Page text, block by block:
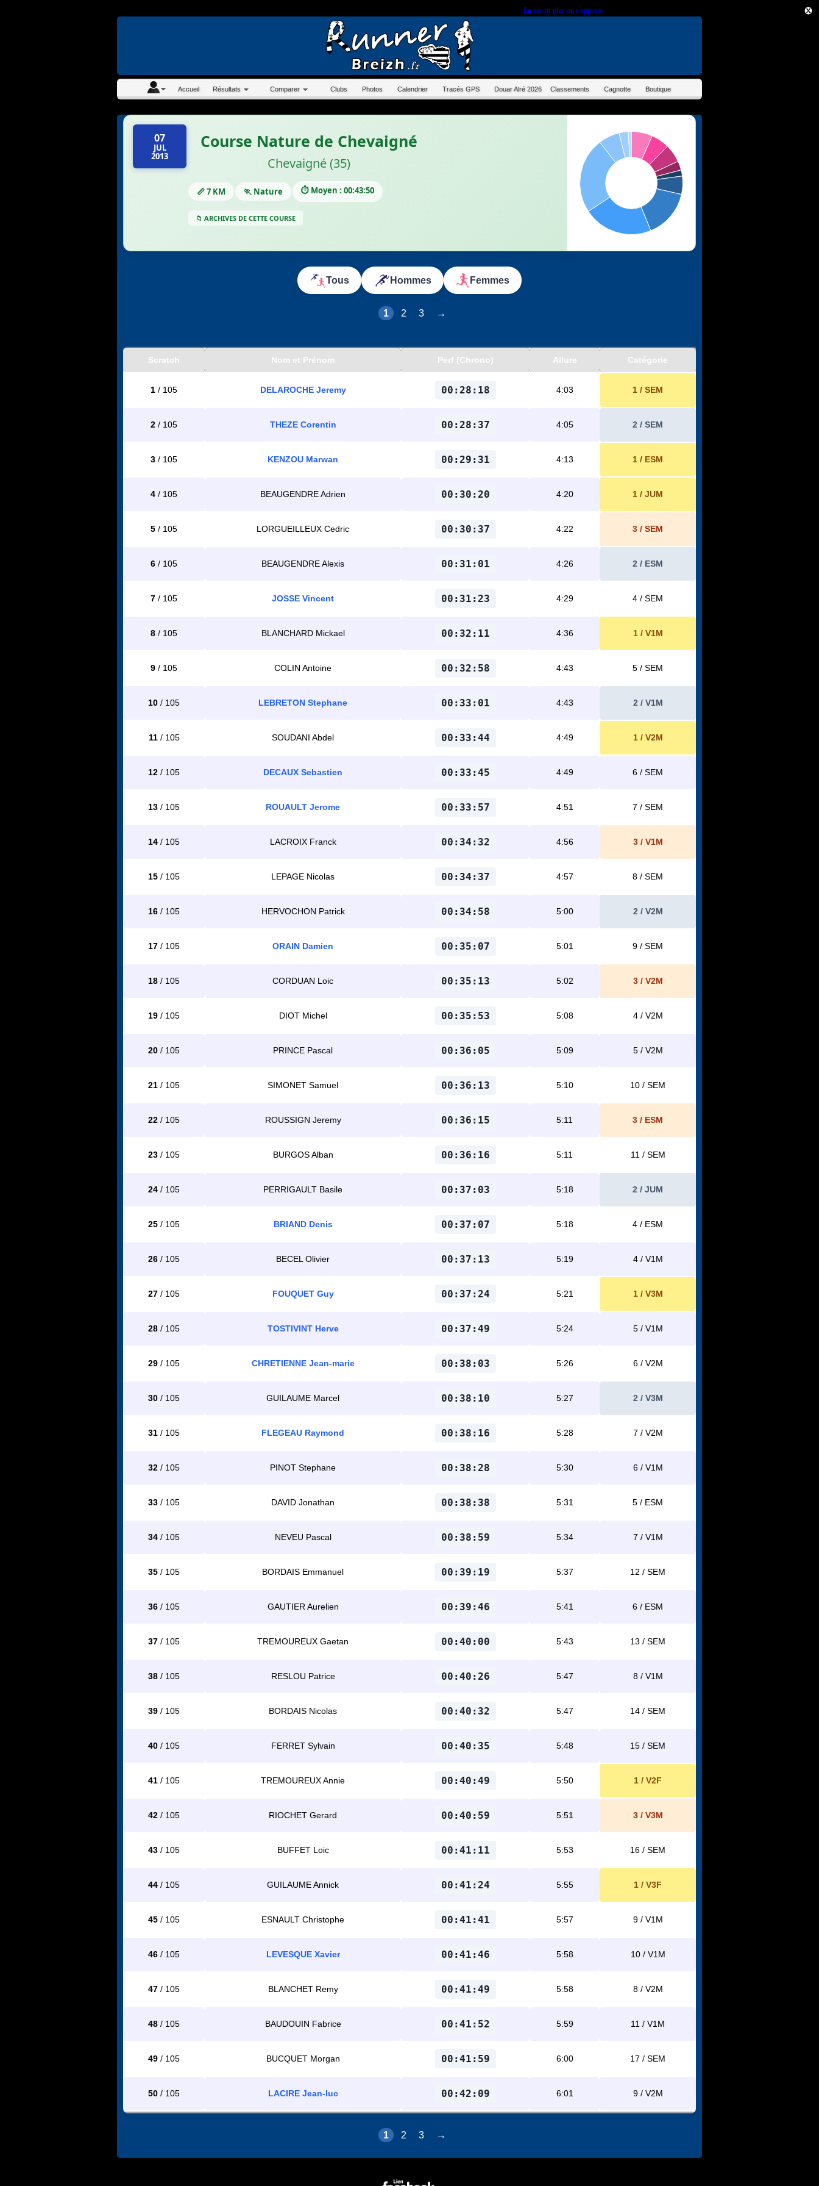
En savoir plus ou s'opposer.
Accueil Résultats Comparer Clubs Photos Calendrier Tracés GPS Douar Alré 2026 Classements Cagnotte Boutique
07
JUL
2013
Course Nature de Chevaigné
Chevaigné (35)
📏 7 KM 🏃 Nature ⏱️ Moyen : 00:43:50
📁 ARCHIVES DE CETTE COURSE
Tous Hommes Femmes
1 2 3 →
Scratch Nom et Prénom Perf (Chrono) Allure Catégorie
1 / 105 DELAROCHE Jeremy 00:28:18 4:03 1 / SEM
2 / 105 THEZE Corentin 00:28:37 4:05 2 / SEM
3 / 105 KENZOU Marwan 00:29:31 4:13 1 / ESM
4 / 105 BEAUGENDRE Adrien 00:30:20 4:20 1 / JUM
5 / 105 LORGUEILLEUX Cedric 00:30:37 4:22 3 / SEM
6 / 105 BEAUGENDRE Alexis 00:31:01 4:26 2 / ESM
7 / 105 JOSSE Vincent 00:31:23 4:29 4 / SEM
8 / 105 BLANCHARD Mickael 00:32:11 4:36 1 / V1M
9 / 105 COLIN Antoine 00:32:58 4:43 5 / SEM
10 / 105 LEBRETON Stephane 00:33:01 4:43 2 / V1M
11/ 105 SOUDANI Abdel 00:33:44 4:49 1 / V2M
12 / 105 DECAUX Sebastien 00:33:45 4:49 6 / SEM
13 / 105 ROUAULT Jerome 00:33:57 4:51 7 / SEM
14 / 105 LACROIX Franck 00:34:32 4:56 3 / V1M
15 / 105 LEPAGE Nicolas 00:34:37 4:57 8 / SEM
16 / 105 HERVOCHON Patrick 00:34:58 5:00 2 / V2M
17 / 105 ORAIN Damien 00:35:07 5:01 9 / SEM
18 / 105 CORDUAN Loic 00:35:13 5:02 3 / V2M
19 / 105 DIOT Michel 00:35:53 5:08 4 / V2M
20 / 105 PRINCE Pascal 00:36:05 5:09 5 / V2M
21 / 105 SIMONET Samuel 00:36:13 5:10 10 / SEM
22 / 105 ROUSSIGN Jeremy 00:36:15 5:11 3 / ESM
23 / 105 BURGOS Alban 00:36:16 5:11 11 / SEM
24 / 105 PERRIGAULT Basile 00:37:03 5:18 2 / JUM
25 / 105 BRIAND Denis 00:37:07 5:18 4 / ESM
26 / 105 BECEL Olivier 00:37:13 5:19 4 / V1M
27 / 105 FOUQUET Guy 00:37:24 5:21 1 / V3M
28 / 105 TOSTIVINT Herve 00:37:49 5:24 5 / V1M
29 / 105 CHRETIENNE Jean-marie 00:38:03 5:26 6 / V2M
30 / 105 GUILAUME Marcel 00:38:10 5:27 2 / V3M
31 / 105 FLEGEAU Raymond 00:38:16 5:28 7 / V2M
32 / 105 PINOT Stephane 00:38:28 5:30 6 / V1M
33 / 105 DAVID Jonathan 00:38:38 5:31 5 / ESM
34 / 105 NEVEU Pascal 00:38:59 5:34 7 / V1M
35 / 105 BORDAIS Emmanuel 00:39:19 5:37 12 / SEM
36 / 105 GAUTIER Aurelien 00:39:46 5:41 6 / ESM
37 / 105 TREMOUREUX Gaetan 00:40:00 5:43 13 / SEM
38 / 105 RESLOU Patrice 00:40:26 5:47 8 / V1M
39 / 105 BORDAIS Nicolas 00:40:32 5:47 14 / SEM
40 / 105 FERRET Sylvain 00:40:35 5:48 15 / SEM
41 / 105 TREMOUREUX Annie 00:40:49 5:50 1 / V2F
42 / 105 RIOCHET Gerard 00:40:59 5:51 3 / V3M
43 / 105 BUFFET Loic 00:41:11 5:53 16 / SEM
44 / 105 GUILAUME Annick 00:41:24 5:55 1 / V3F
45 / 105 ESNAULT Christophe 00:41:41 5:57 9 / V1M
46 / 105 LEVESQUE Xavier 00:41:46 5:58 10 / V1M
47 / 105 BLANCHET Remy 00:41:49 5:58 8 / V2M
48 / 105 BAUDOUIN Fabrice 00:41:52 5:59 11 / V1M
49 / 105 BUCQUET Morgan 00:41:59 6:00 17 / SEM
50 / 105 LACIRE Jean-luc 00:42:09 6:01 9 / V2M
1 2 3 →